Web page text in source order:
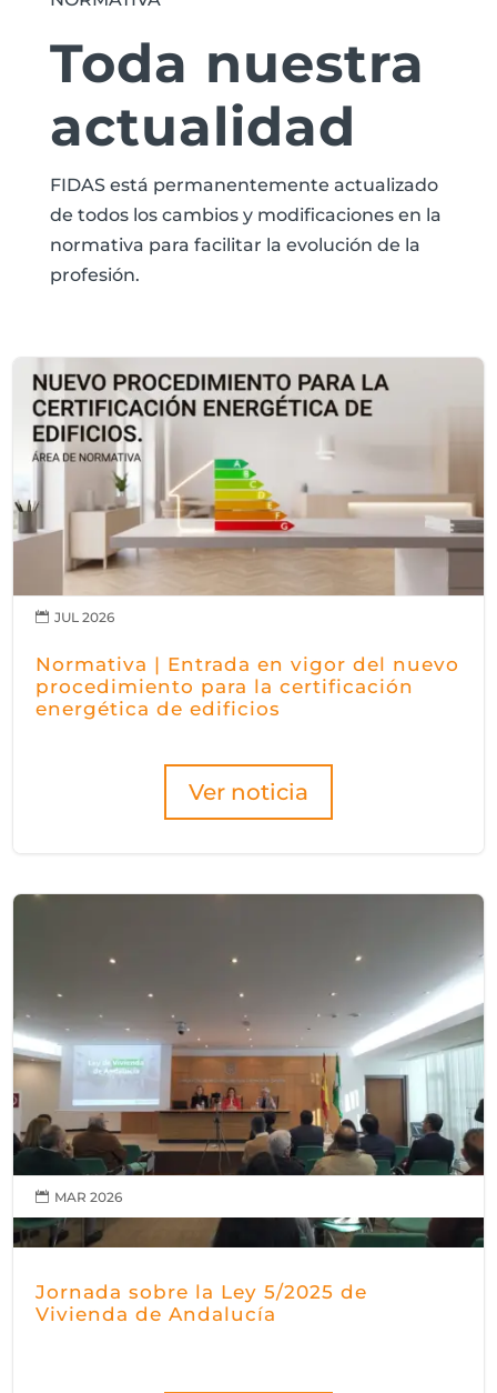
Toda nuestra
actualidad
FIDAS está permanentemente actualizado
de todos los cambios y modificaciones en la
normativa para facilitar la evolución de la
profesión.
Normativa | Entrada en vigor del nuevo
procedimiento para la certificación
energética de edificios
Ver noticia
 JUL 2026
Jornada sobre la Ley 5/2025 de
Vivienda de Andalucía
 MAR 2026